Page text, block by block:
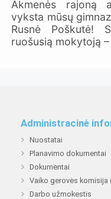
Akmenės rajoną
vyksta mūsų
Rusnė Poškutė!
ruošusią mokytoją
Administracinė
Nuostatai
Planavimo dokumentai
Dokumentai
Vaiko gerovės komisija
Darbo užmokestis